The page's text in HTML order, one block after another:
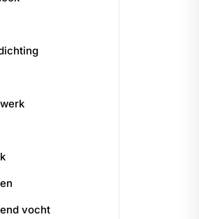
vocht